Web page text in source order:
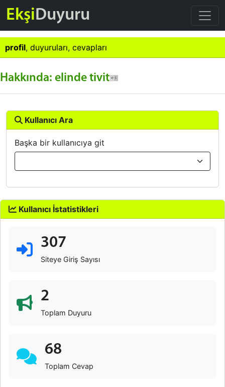
EkşiDuyuru
profil, duyuruları, cevapları
Hakkında: elinde tivit
Kullanıcı Ara
Başka bir kullanıcıya git
Kullanıcı İstatistikleri
307
Siteye Giriş Sayısı
2
Toplam Duyuru
68
Toplam Cevap